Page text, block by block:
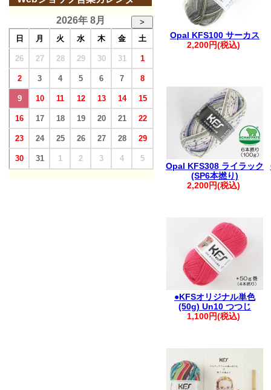
Opal KFS100 サーカス
2,200円(税込)
Opal KFS308 ライラック
(SP6本撚り)
2,200円(税込)
●KFSオリジナル単色
(50g) Un10 つつじ
1,100円(税込)
2026年 8月
>
日
月 火 水 木 金 土
26 27 28 29 30 31 1
2 3 4 5 6 7 8
9 10 11 12 13 14 15
16 17 18 19 20 21 22
23 24 25 26 27 28 29
30 31 1 2 3 4 5